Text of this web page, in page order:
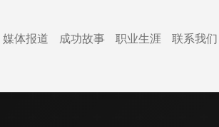
媒体报道 成功故事 职业生涯 联系我们